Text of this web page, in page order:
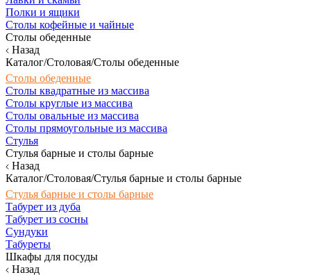
Полки и ящики
Столы кофейные и чайные
Столы обеденные
Назад
Каталог/Столовая/Столы обеденные
Столы обеденные
Столы квадратные из массива
Столы круглые из массива
Столы овальные из массива
Столы прямоугольные из массива
Стулья
Стулья барные и столы барные
Назад
Каталог/Столовая/Стулья барные и столы барные
Стулья барные и столы барные
Табурет из дуба
Табурет из сосны
Сундуки
Табуреты
Шкафы для посуды
Назад